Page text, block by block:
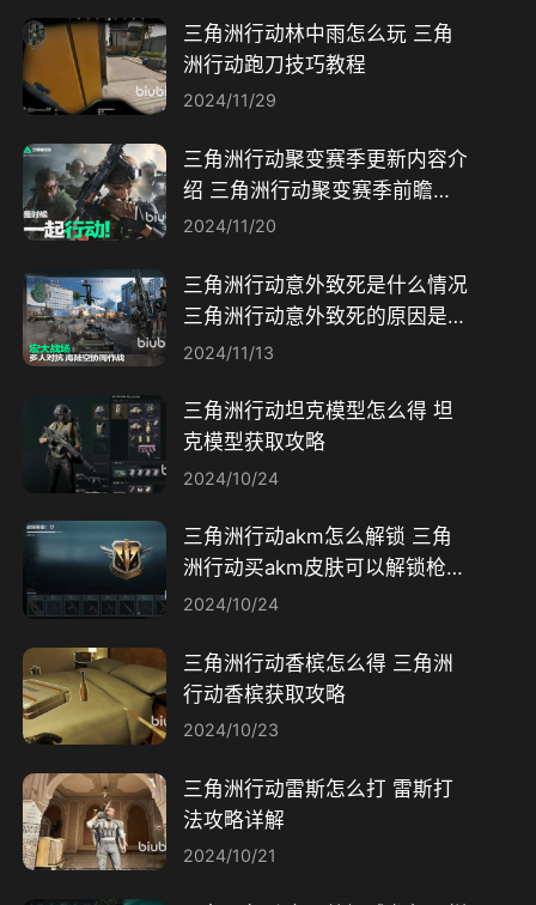
三角洲行动林中雨怎么玩 三角
洲行动跑刀技巧教程
2024/11/29
三角洲行动聚变赛季更新内容介
绍 三角洲行动聚变赛季前瞻一
览
2024/11/20
三角洲行动意外致死是什么情况
三角洲行动意外致死的原因是什
么
2024/11/13
三角洲行动坦克模型怎么得 坦
克模型获取攻略
2024/10/24
三角洲行动akm怎么解锁 三角
洲行动买akm皮肤可以解锁枪械
吗​
2024/10/24
三角洲行动香槟怎么得 三角洲
行动香槟获取攻略
2024/10/23
三角洲行动雷斯怎么打 雷斯打
法攻略详解
2024/10/21